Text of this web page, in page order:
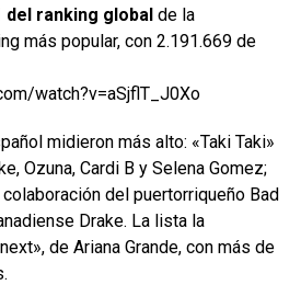
del ranking global de la
más popular, con 2.191.669 de
watch?v=aSjflT_J0Xo
midieron más alto: «Taki Taki»
Ozuna, Cardi B y Selena Gomez;
del puertorriqueño Bad
Drake. La lista la
de Ariana Grande, con más de